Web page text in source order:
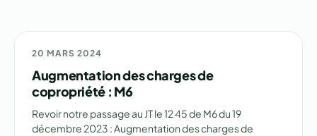
📊 ANALYSE
20 MARS 2024
Augmentation des charges de
copropriété : M6
Revoir notre passage au JT le 12 45 de M6 du 19
décembre 2023 : Augmentation des charges de